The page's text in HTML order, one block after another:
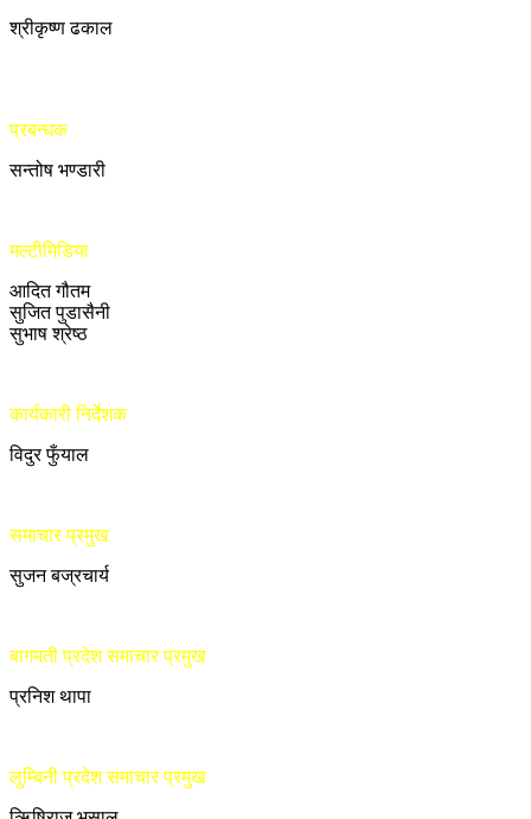
श्रीकृष्ण ढकाल
प्रबन्धक
सन्तोष भण्डारी
मल्टीमिडिया
आदित गौतम
सुजित पुडासैनी
सुभाष श्रेष्ठ
कार्यकारी निर्देशक
विदुर फुँयाल
समाचार प्रमुख
सुजन बज्रचार्य
बागमती प्रदेश समाचार प्रमुख
प्रनिश थापा
लुम्बिनी प्रदेश समाचार प्रमुख